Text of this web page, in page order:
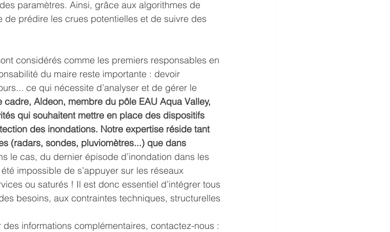
paramètres. Ainsi, grâce aux algorithmes de
prédire les crues potentielles et de suivre des
considérés comme les premiers responsables en
du maire reste importante : devoir
ce qui nécessite d’analyser et de gérer le
cadre, Aldeon, membre du pôle EAU Aqua Valley,
qui souhaitent mettre en place des dispositifs
des inondations. Notre expertise réside tant
(radars, sondes, pluviomètres...) que dans
le cas, du dernier épisode d’inondation dans les
impossible de s’appuyer sur les réseaux
ou saturés ! Il est donc essentiel d’intégrer tous
besoins, aux contraintes techniques, structurelles
informations complémentaires, contactez-nous :